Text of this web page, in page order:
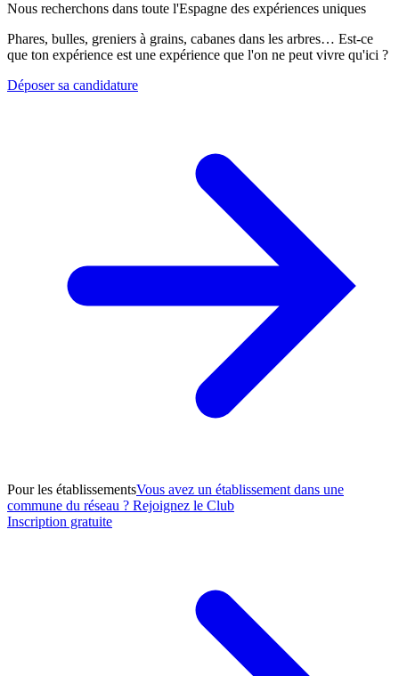
Nous recherchons dans toute l'Espagne des expériences uniques
Phares, bulles, greniers à grains, cabanes dans les arbres… Est-ce
que ton expérience est une expérience que l'on ne peut vivre qu'ici ?
Déposer sa candidature
Pour les établissementsVous avez un établissement dans une
commune du réseau ? Rejoignez le Club
Inscription gratuite